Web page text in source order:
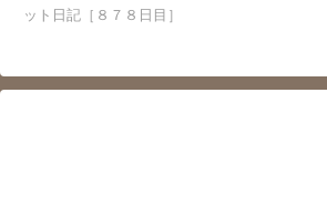
ット日記［８７８日目］